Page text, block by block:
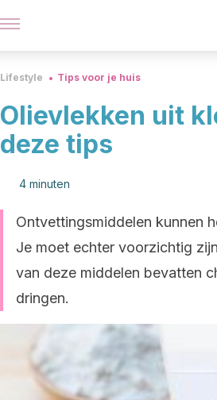
Lifestyle Tips voor je huis
Olievlekken uit
deze tips
4 minuten
Ontvettingsmiddelen kunnen
Je moet echter voorzichtig
van deze middelen bevatten
dringen.